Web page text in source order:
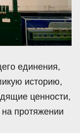
единения,
историю,
ценности,
протяжении